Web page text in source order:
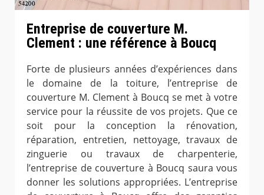
Entreprise de couverture M.
Clement : une référence à Boucq
Forte de plusieurs années d’expériences dans
le domaine de la toiture, l’entreprise de
couverture M. Clement à Boucq se met à votre
service pour la réussite de vos projets. Que ce
soit pour la conception la rénovation,
réparation, entretien, nettoyage, travaux de
zinguerie ou travaux de charpenterie,
l’entreprise de couverture à Boucq saura vous
donner les solutions appropriées. L’entreprise